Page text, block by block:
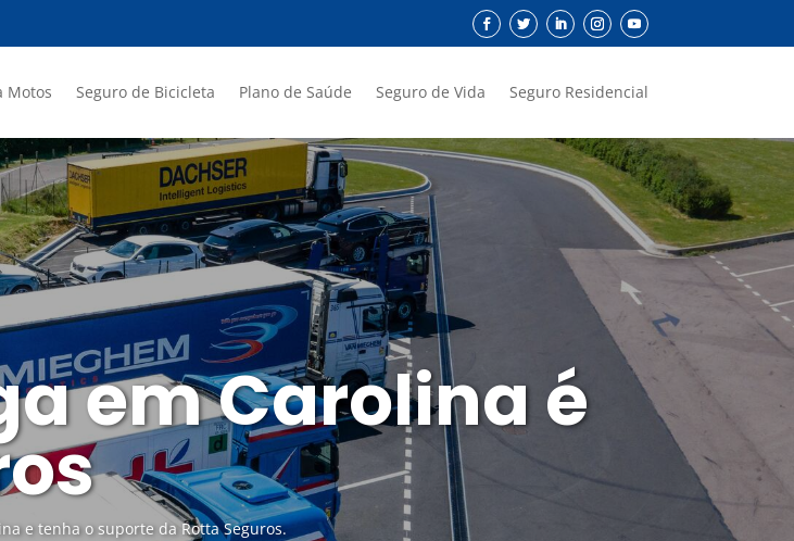
Motos Seguro de Bicicleta Plano de Saúde Seguro de Vida Seguro Residencial
em Carolina é
e tenha o suporte da Rotta Seguros.